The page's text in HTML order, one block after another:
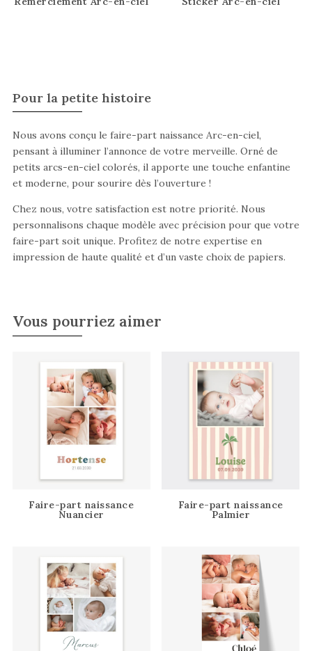
Pour la petite histoire
Nous avons conçu le faire-part naissance Arc-en-ciel,
pensant à illuminer l’annonce de votre merveille. Orné de
petits arcs-en-ciel colorés, il apporte une touche enfantine
et moderne, pour sourire dès l’ouverture !
Chez nous, votre satisfaction est notre priorité. Nous
personnalisons chaque modèle avec précision pour que votre
faire-part soit unique. Profitez de notre expertise en
impression de haute qualité et d’un vaste choix de papiers.
Vous pourriez aimer
Faire-part naissance
Nuancier
Faire-part naissance
Palmier